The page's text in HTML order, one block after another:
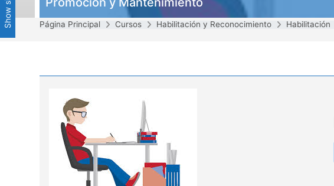
Página Principal Cursos Habilitación y Reconocimiento Habilitación